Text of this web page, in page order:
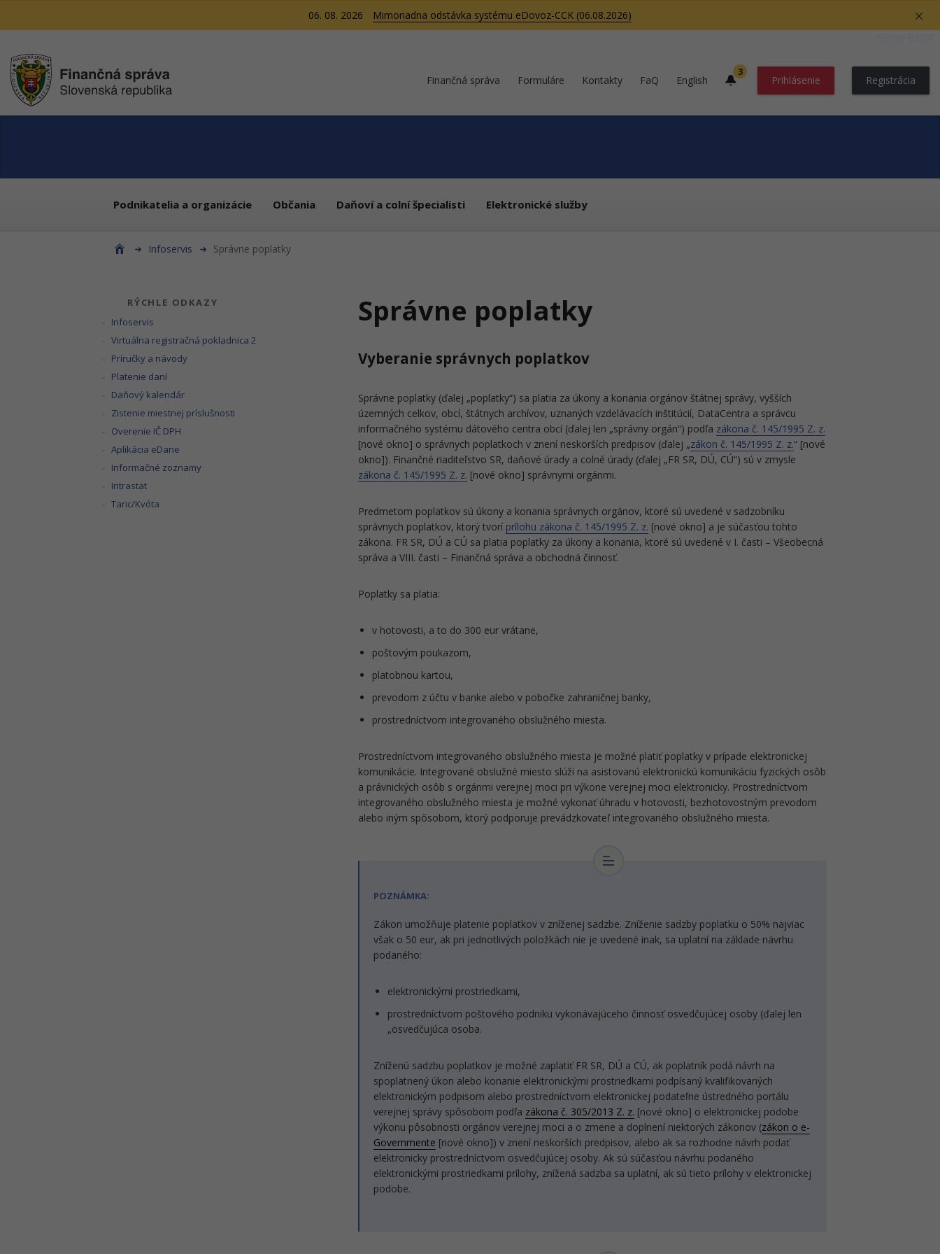
06. 08. 2026
Mimoriadna odstávka systému eDovoz-CCK (06.08.2026)
Finančná správa Formuláre Kontakty FaQ English
3
Prihlásenie Registrácia
Podnikatelia a organizácie Občania Daňoví a colní špecialisti Elektronické služby
Infoservis Správne poplatky
RÝCHLE ODKAZY
Infoservis
Virtuálna registračná pokladnica 2
Príručky a návody
Platenie daní
Daňový kalendár
Zistenie miestnej príslušnosti
Overenie IČ DPH
Aplikácia eDane
Informačné zoznamy
Intrastat
Taric/Kvóta
Správne poplatky
Vyberanie správnych poplatkov
Správne poplatky (ďalej „poplatky“) sa platia za úkony a konania orgánov štátnej správy, vyšších
územných celkov, obcí, štátnych archívov, uznaných vzdelávacích inštitúcií, DataCentra a správcu
informačného systému dátového centra obcí (ďalej len „správny orgán“) podľa zákona č. 145/1995 Z. z.
[nové okno] o správnych poplatkoch v znení neskorších predpisov (ďalej „zákon č. 145/1995 Z. z.“ [nové
okno]). Finančné riaditeľstvo SR, daňové úrady a colné úrady (ďalej „FR SR, DÚ, CÚ“) sú v zmysle
zákona č. 145/1995 Z. z. [nové okno] správnymi orgánmi.
Predmetom poplatkov sú úkony a konania správnych orgánov, ktoré sú uvedené v sadzobníku
správnych poplatkov, ktorý tvorí prílohu zákona č. 145/1995 Z. z. [nové okno] a je súčasťou tohto
zákona. FR SR, DÚ a CÚ sa platia poplatky za úkony a konania, ktoré sú uvedené v I. časti – Všeobecná
správa a VIII. časti – Finančná správa a obchodná činnosť.
Poplatky sa platia:
v hotovosti, a to do 300 eur vrátane,
poštovým poukazom,
platobnou kartou,
prevodom z účtu v banke alebo v pobočke zahraničnej banky,
prostredníctvom integrovaného obslužného miesta.
Prostredníctvom integrovaného obslužného miesta je možné platiť poplatky v prípade elektronickej
komunikácie. Integrované obslužné miesto slúži na asistovanú elektronickú komunikáciu fyzických osôb
a právnických osôb s orgánmi verejnej moci pri výkone verejnej moci elektronicky. Prostredníctvom
integrovaného obslužného miesta je možné vykonať úhradu v hotovosti, bezhotovostným prevodom
alebo iným spôsobom, ktorý podporuje prevádzkovateľ integrovaného obslužného miesta.
POZNÁMKA:
Zákon umožňuje platenie poplatkov v zníženej sadzbe. Zníženie sadzby poplatku o 50% najviac
však o 50 eur, ak pri jednotlivých položkách nie je uvedené inak, sa uplatní na základe návrhu
podaného:
elektronickými prostriedkami,
prostredníctvom poštového podniku vykonávajúceho činnosť osvedčujúcej osoby (ďalej len
„osvedčujúca osoba.
Zníženú sadzbu poplatkov je možné zaplatiť FR SR, DÚ a CÚ, ak poplatník podá návrh na
spoplatnený úkon alebo konanie elektronickými prostriedkami podpísaný kvalifikovaných
elektronickým podpisom alebo prostredníctvom elektronickej podateľne ústredného portálu
verejnej správy spôsobom podľa zákona č. 305/2013 Z. z. [nové okno] o elektronickej podobe
výkonu pôsobnosti orgánov verejnej moci a o zmene a doplnení niektorých zákonov (zákon o e-
Governmente [nové okno]) v znení neskorších predpisov, alebo ak sa rozhodne návrh podať
elektronicky prostredníctvom osvedčujúcej osoby. Ak sú súčasťou návrhu podaného
elektronickými prostriedkami prílohy, znížená sadzba sa uplatní, ak sú tieto prílohy v elektronickej
podobe.